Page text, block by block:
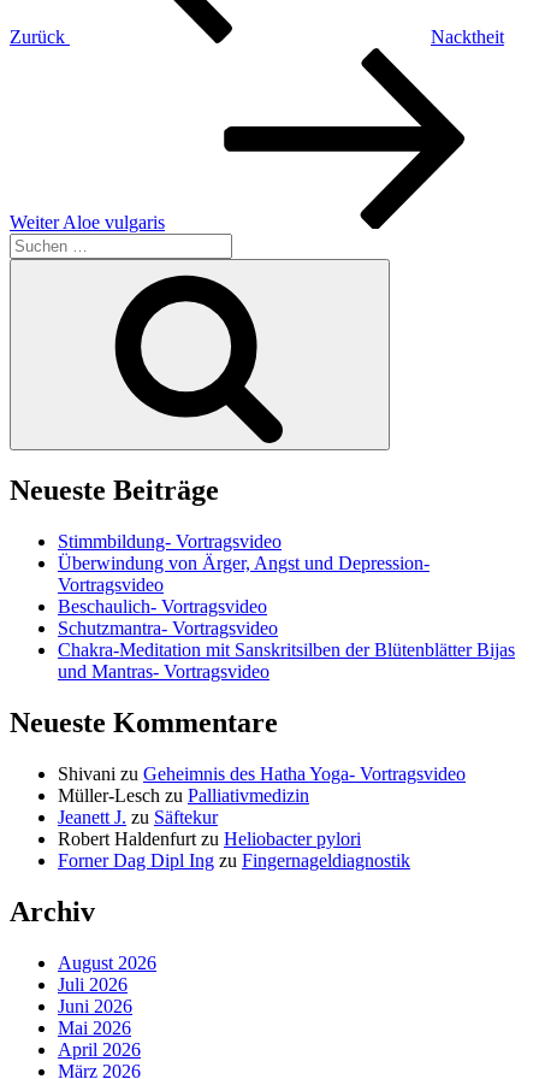
Zurück
Nacktheit
Weiter Aloe vulgaris
Suchen
nach:
Neueste Beiträge
Stimmbildung- Vortragsvideo
Überwindung von Ärger, Angst und Depression-
Vortragsvideo
Beschaulich- Vortragsvideo
Schutzmantra- Vortragsvideo
Chakra-Meditation mit Sanskritsilben der Blütenblätter Bijas
und Mantras- Vortragsvideo
Neueste Kommentare
Shivani zu Geheimnis des Hatha Yoga- Vortragsvideo
Müller-Lesch zu Palliativmedizin
Jeanett J. zu Säftekur
Robert Haldenfurt zu Heliobacter pylori
Forner Dag Dipl Ing zu Fingernageldiagnostik
Archiv
August 2026
Juli 2026
Juni 2026
Mai 2026
April 2026
März 2026